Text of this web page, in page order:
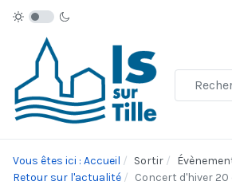
Vous êtes ici : Accueil Sortir
Retour sur l'actualité
Concert d'hiver 20